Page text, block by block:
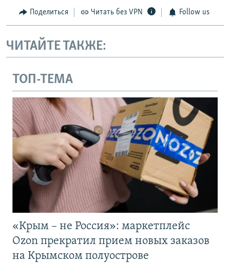
Поделиться Читать без VPN Follow us
ЧИТАЙТЕ ТАКЖЕ:
ТОП-ТЕМА
«Крым – не Россия»: маркетплейс
Ozon прекратил прием новых заказов
на Крымском полуострове